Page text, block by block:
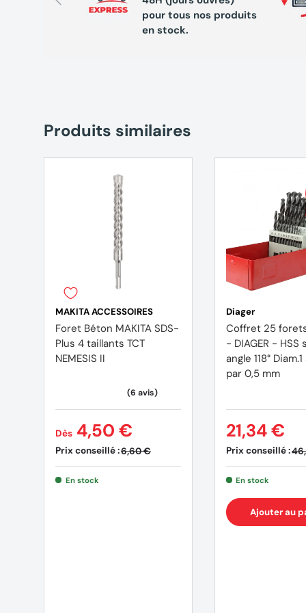
pour tous nos produits
en stock.
Produits similaires
MAKITA ACCESSOIRES
Foret Béton MAKITA SDS-
Plus 4 taillants TCT
NEMESIS II
Prix conseillé :6,60 €
Dès 4,50 €
En stock
Diager
Coffret 25 forets métaux
- DIAGER - HSS standard
angle 118° Diam.1 à 13 mm
par 0,5 mm
Prix conseillé :
21,34 €
En stock
Ajouter au